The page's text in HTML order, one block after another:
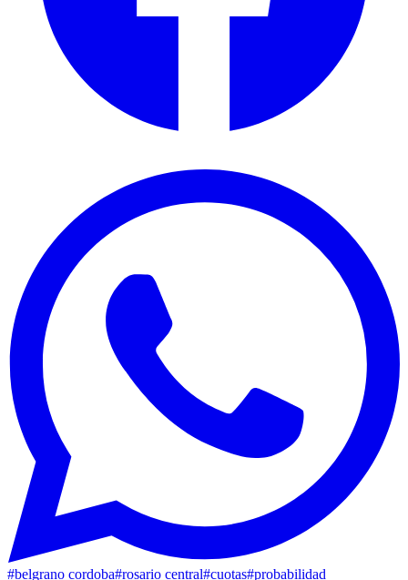
#belgrano cordoba#rosario central#cuotas#probabilidad